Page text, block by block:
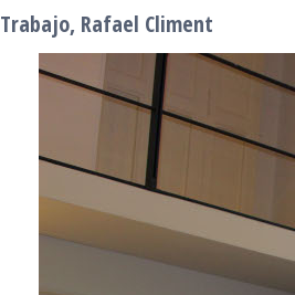
Trabajo, Rafael Climent